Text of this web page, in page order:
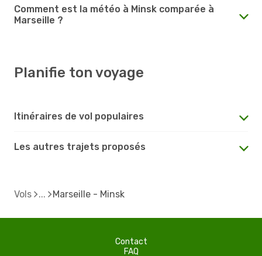
Comment est la météo à Minsk comparée à
Marseille ?
Planifie ton voyage
Itinéraires de vol populaires
Les autres trajets proposés
Vols Marseille - Minsk
Contact
FAQ